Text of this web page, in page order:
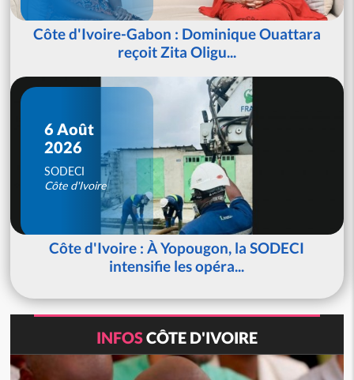
Côte d'Ivoire-Gabon : Dominique Ouattara
reçoit Zita Oligu...
6 Août
2026
SODECI
Côte d'Ivoire
Côte d'Ivoire : À Yopougon, la SODECI
intensifie les opéra...
INFOSCÔTE D'IVOIRE